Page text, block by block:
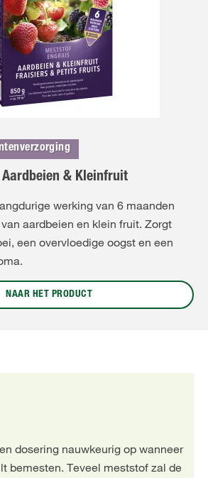
Aardbeien & Kleinfruit
werking van 6 maanden
aardbeien en klein fruit. Zorgt
een overvloedige oogst en een
NAAR HET PRODUCT
dosering nauwkeurig op wanneer
bemesten. Teveel meststof zal de